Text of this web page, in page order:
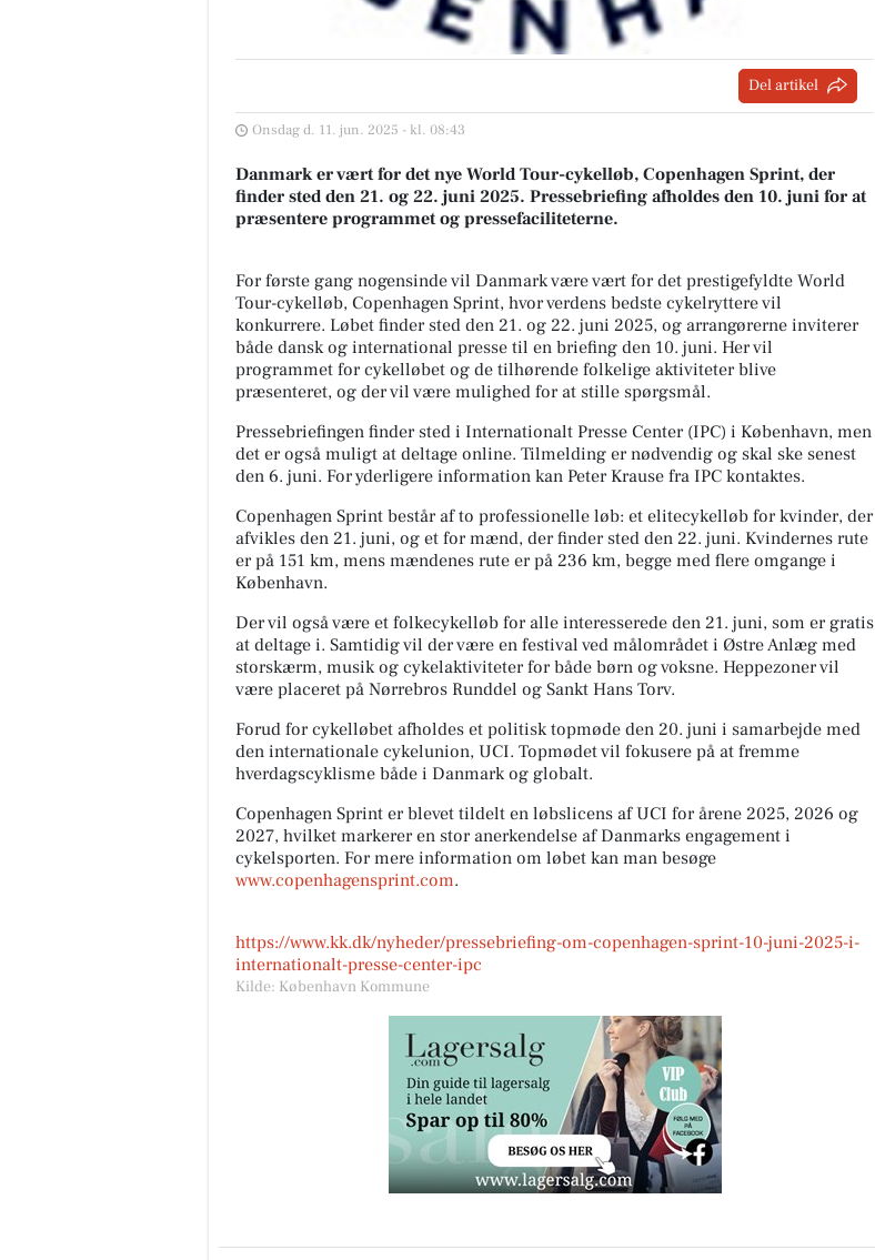
Del artikel
Onsdag d. 11. jun. 2025 - kl. 08:43
Danmark er vært for det nye World Tour-cykelløb, Copenhagen Sprint, der
finder sted den 21. og 22. juni 2025. Pressebriefing afholdes den 10. juni for at
præsentere programmet og pressefaciliteterne.
For første gang nogensinde vil Danmark være vært for det prestigefyldte World
Tour-cykelløb, Copenhagen Sprint, hvor verdens bedste cykelryttere vil
konkurrere. Løbet finder sted den 21. og 22. juni 2025, og arrangørerne inviterer
både dansk og international presse til en briefing den 10. juni. Her vil
programmet for cykelløbet og de tilhørende folkelige aktiviteter blive
præsenteret, og der vil være mulighed for at stille spørgsmål.
Pressebriefingen finder sted i Internationalt Presse Center (IPC) i København, men
det er også muligt at deltage online. Tilmelding er nødvendig og skal ske senest
den 6. juni. For yderligere information kan Peter Krause fra IPC kontaktes.
Copenhagen Sprint består af to professionelle løb: et elitecykelløb for kvinder, der
afvikles den 21. juni, og et for mænd, der finder sted den 22. juni. Kvindernes rute
er på 151 km, mens mændenes rute er på 236 km, begge med flere omgange i
København.
Der vil også være et folkecykelløb for alle interesserede den 21. juni, som er gratis
at deltage i. Samtidig vil der være en festival ved målområdet i Østre Anlæg med
storskærm, musik og cykelaktiviteter for både børn og voksne. Heppezoner vil
være placeret på Nørrebros Runddel og Sankt Hans Torv.
Forud for cykelløbet afholdes et politisk topmøde den 20. juni i samarbejde med
den internationale cykelunion, UCI. Topmødet vil fokusere på at fremme
hverdagscyklisme både i Danmark og globalt.
Copenhagen Sprint er blevet tildelt en løbslicens af UCI for årene 2025, 2026 og
2027, hvilket markerer en stor anerkendelse af Danmarks engagement i
cykelsporten. For mere information om løbet kan man besøge
www.copenhagensprint.com.
https://www.kk.dk/nyheder/pressebriefing-om-copenhagen-sprint-10-juni-2025-i-
internationalt-presse-center-ipc
Kilde: København Kommune